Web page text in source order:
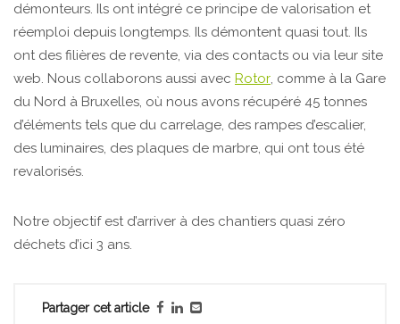
démonteurs. Ils ont intégré ce principe de valorisation et
réemploi depuis longtemps. Ils démontent quasi tout. Ils
ont des filières de revente, via des contacts ou via leur site
web. Nous collaborons aussi avec Rotor, comme à la Gare
du Nord à Bruxelles, où nous avons récupéré 45 tonnes
d’éléments tels que du carrelage, des rampes d’escalier,
des luminaires, des plaques de marbre, qui ont tous été
revalorisés.
Notre objectif est d’arriver à des chantiers quasi zéro
déchets d’ici 3 ans.
Partager cet article